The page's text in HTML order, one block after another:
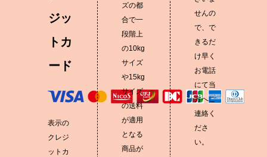
ジッ
トカ
ード
表示の
クレジ
ットカ
ズの都
合で一
段階上
の10kg
サイズ
や15kg
サイズ
の送料
が適用
となる
商品が
せんの
で、で
きるだ
け早く
お電話
にて当
方へご
連絡く
ださ
い。